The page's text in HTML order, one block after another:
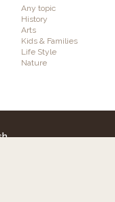
Any topic
History
Arts
Kids & Families
Life Style
Nature